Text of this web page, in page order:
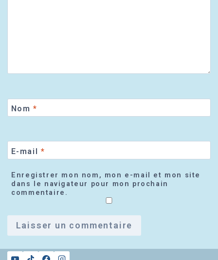
Nom *
E-mail *
Enregistrer mon nom, mon e-mail et mon site
dans le navigateur pour mon prochain
commentaire.